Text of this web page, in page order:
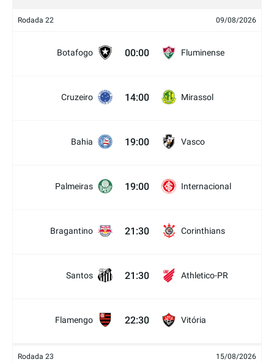
Rodada 22 09/08/2026
Botafogo 00:00 Fluminense
Cruzeiro 14:00 Mirassol
Bahia 19:00 Vasco
Palmeiras 19:00 Internacional
Bragantino 21:30 Corinthians
Santos 21:30 Athletico-PR
Flamengo 22:30 Vitória
Rodada 23 15/08/2026